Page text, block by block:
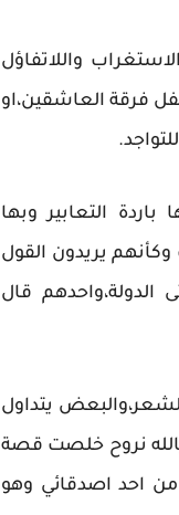
واللاتفاؤل
فرقة العاشقين،او
التعابير وبها
يريدون القول
الدولة،واحدهم قال
يتداول
نروح خلصت قصة
من احد اصدقائي وهو